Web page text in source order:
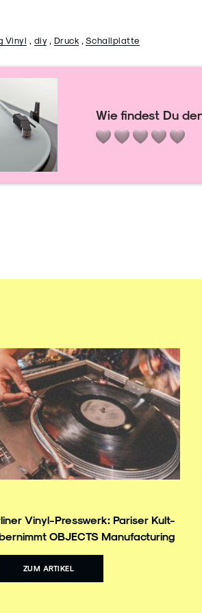
Vinyl diy, Druck Schallplatte
Wie findest Du
Vinyl-Presswerk: Pariser Kult-
OBJECTS Manufacturing
ZUM ARTIKEL